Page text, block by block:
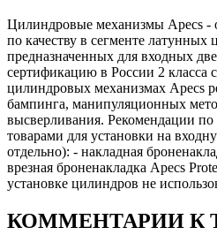
Цилиндровые механизмы Apecs -
по качеству в сегменте латунных
предназначенных для входных
сертификацию в России 2
цилиндровых механизмах Apecs
бампинга, манипуляционных
высверливания. Рекомендации
товарами для установки на
отдельно): - накладная
врезная броненакладка Apecs
установке цилиндров не
КОММЕНТАРИИ К